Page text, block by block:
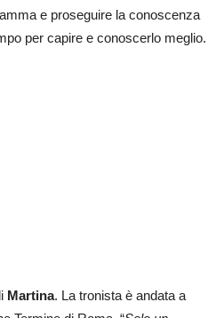
e proseguire la conoscenza
per capire e conoscerlo meglio.
Martina. La tronista è andata a